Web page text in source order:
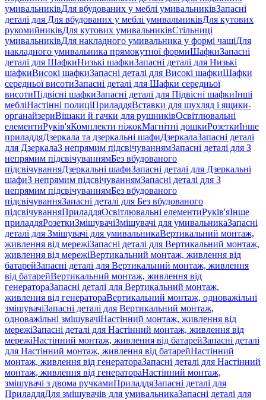
умивальниківДля вбудованих у меблі умивальниківЗапасні
деталі для Для вбудованих у меблі умивальниківДля кутових
рукомийниківДля кутових умивальниківСтільниці
умивальниківДля накладного умивальника у формі чашіДля
накладного умивальника прямокутної формиШафкиЗапасні
деталі для ШафкиНизькі шафкиЗапасні деталі для Низькі
шафкиВисокі шафкиЗапасні деталі для Високі шафкиШафки
середньої висотиЗапасні деталі для Шафки середньої
висотиПідвісні шафкиЗапасні деталі для Підвісні шафкиІнші
мебліНастінні полиціПриладдяВставки для шухляд і ящики-
органайзериВішаки й гачки для рушниківОсвітлювальні
елементиРуків'яКомплекти ніжокМагнітні дошкиРозеткиІнше
приладдяДзеркала та дзеркальні шафиДзеркалаЗапасні деталі
для ДзеркалаЗ непрямим підсвічуваннямЗапасні деталі для З
непрямим підсвічуваннямБез вбудованого
підсвічуванняДзеркальні шафиЗапасні деталі для Дзеркальні
шафиЗ непрямим підсвічуваннямЗапасні деталі для З
непрямим підсвічуваннямБез вбудованого
підсвічуванняЗапасні деталі для Без вбудованого
підсвічуванняПриладдяОсвітлювальні елементиРуків'яІнше
приладдяРозеткиЗмішувачіЗмішувачі для умивальникаЗапасні
деталі для Змішувачі для умивальникаВертикальний монтаж,
живлення від мережіЗапасні деталі для Вертикальний монтаж,
живлення від мережіВертикальний монтаж, живлення від
батарейЗапасні деталі для Вертикальний монтаж, живлення
від батарейВертикальний монтаж, живлення від
генератораЗапасні деталі для Вертикальний монтаж,
живлення від генератораВертикальний монтаж, одноважільні
змішувачіЗапасні деталі для Вертикальний монтаж,
одноважільні змішувачіНастінний монтаж, живлення від
мережіЗапасні деталі для Настінний монтаж, живлення від
мережіНастінний монтаж, живлення від батарейЗапасні деталі
для Настінний монтаж, живлення від батарейНастінний
монтаж, живлення від генератораЗапасні деталі для Настінний
монтаж, живлення від генератораНастінний монтаж,
змішувачі з двома ручкамиПриладдяЗапасні деталі для
ПриладдяДля змішувачів для умивальникаЗапасні деталі для